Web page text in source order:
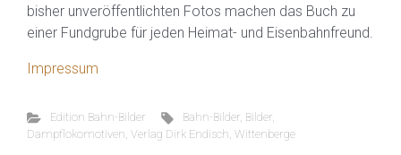
bisher unveröffentlichten Fotos machen das Buch zu
einer Fundgrube für jeden Heimat- und Eisenbahnfreund.
Impressum
Edition Bahn-Bilder Bahn-Bilder, Bilder,
Dampflokomotiven, Verlag Dirk Endisch, Wittenberge